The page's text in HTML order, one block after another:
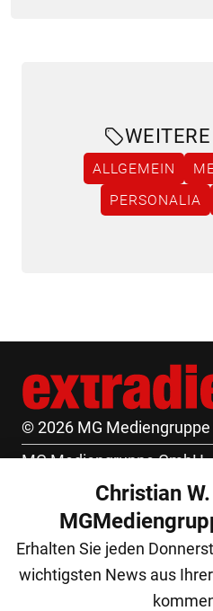
ALLGEMEIN
PERSONALIA
© 2026 MG Mediengruppe
MG Mediengruppe GmbH
Burgring 1/7
1010 Wien
+43 (1) 522 14 14
office@mgmedien.at
Christian
Erhalten Sie jeden
wichtigsten News aus